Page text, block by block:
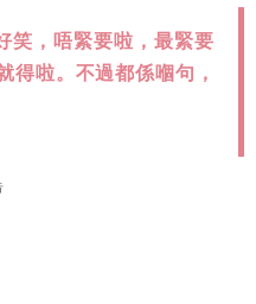
笑，唔緊要啦，最緊要
得啦。不過都係嗰句，